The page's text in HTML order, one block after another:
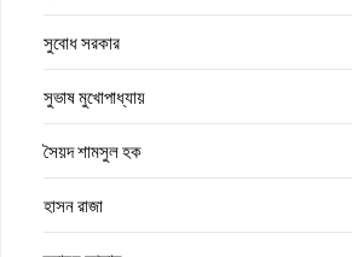
সুবোধ সরকার
সুভাষ মুখোপাধ্যায়
সৈয়দ শামসুল হক
হাসন রাজা